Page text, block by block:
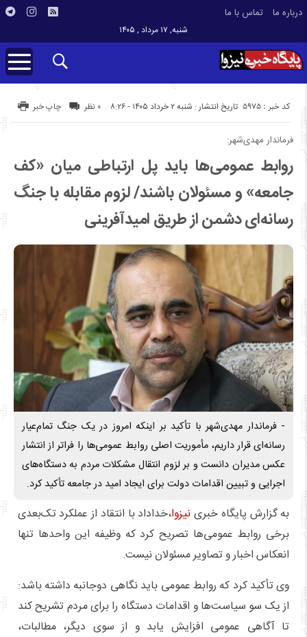
درباره ما تماس با ما
شنبه, ۱۷ مرداد , ۱۴۰۵
تاریخ انتشار : شنبه ۲ خرداد ۱۴۰۵ - ۸:۲۶ کد خبر : 5975 چاپ خبر ۰ نظر
فرماندار مهدی‌شهر:
روابط عمومی‌ها باید پل ارتباطی میان «کف
جامعه» و مسئولان باشند/ لزوم مقابله با جنگ
رسانه‌ای دشمن از طریق امیدآفرینی
- فرماندار مهدی‌شهر با تأکید بر اینکه امروز در یک جنگ تمام‌عیار
رسانه‌ای قرار داریم، مأموریت اصلی روابط عمومی‌ها را فراتر از انتشار
عکس مدیران دانست و بر لزوم انتقال مشکلات مردم به دستگاه‌های
اجرایی و تبیین اقدامات دولت برای ایجاد امید در جامعه تأکید کرد.
به گزارش پایگاه خبرینیزوا،خداداد با انتقاد از عملکرد تک‌بعدی
برخی روابط عمومی‌ها تصریح کرد که وظیفه این واحدها تنها
انعکاس اخبار و تصاویر مسئولان نیست.
وی تأکید کرد که روابط عمومی باید نگاهی دوجانبه داشته باشد:
از یک سو سیاست‌ها و اقدامات دستگاه را برای مردم تشریح کند
تا آگاهی عمومی افزایش یابد و از سوی دیگر، مطالبات،